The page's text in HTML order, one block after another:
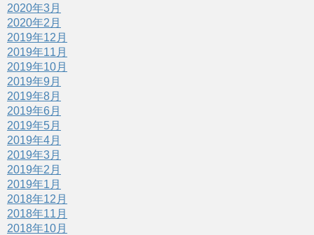
2020年3月
2020年2月
2019年12月
2019年11月
2019年10月
2019年9月
2019年8月
2019年6月
2019年5月
2019年4月
2019年3月
2019年2月
2019年1月
2018年12月
2018年11月
2018年10月